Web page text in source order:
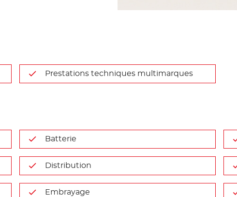
Prestations techniques multimarques
Batterie
Distribution
Embrayage